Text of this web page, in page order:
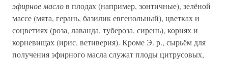
эфирное маслов плодах (например, зонтичные), зелёной
массе (мята, герань, базилик евгенольный), цветках и
соцветиях (роза, лаванда, тубероза, сирень), корнях и
корневищах (ирис, ветиверия). Кроме Э. р., сырьём для
получения эфирного масла служат плоды цитрусовых,